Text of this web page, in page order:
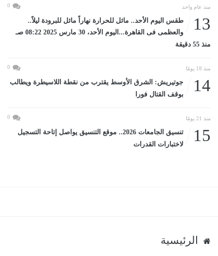
منذ عام واحد 0
13
طقس اليوم الأحد.. مائل للحرارة نهاراً مائل للبرودة ليلاً..
والعظمى فى القاهرة...اليوم الأحد، 30 مارس 2025 08:22 صـ
منذ 55 دقيقة
منذ 18 يومًا 0
14
جوتيريش: الشرق الأوسط يقترب من نقطة اللاسيطرة ويطالب
بوقف القتال فورا
منذ 21 يومًا 0
15
تنسيق الجامعات 2026.. موقع التنسيق يواصل إتاحة التسجيل
لاختبارات القدرات
الرئيسية